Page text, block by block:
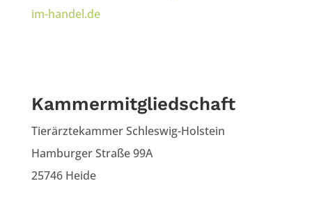
im-handel.de
Kammermitgliedschaft
Tierärztekammer Schleswig-Holstein
Hamburger Straße 99A
25746 Heide